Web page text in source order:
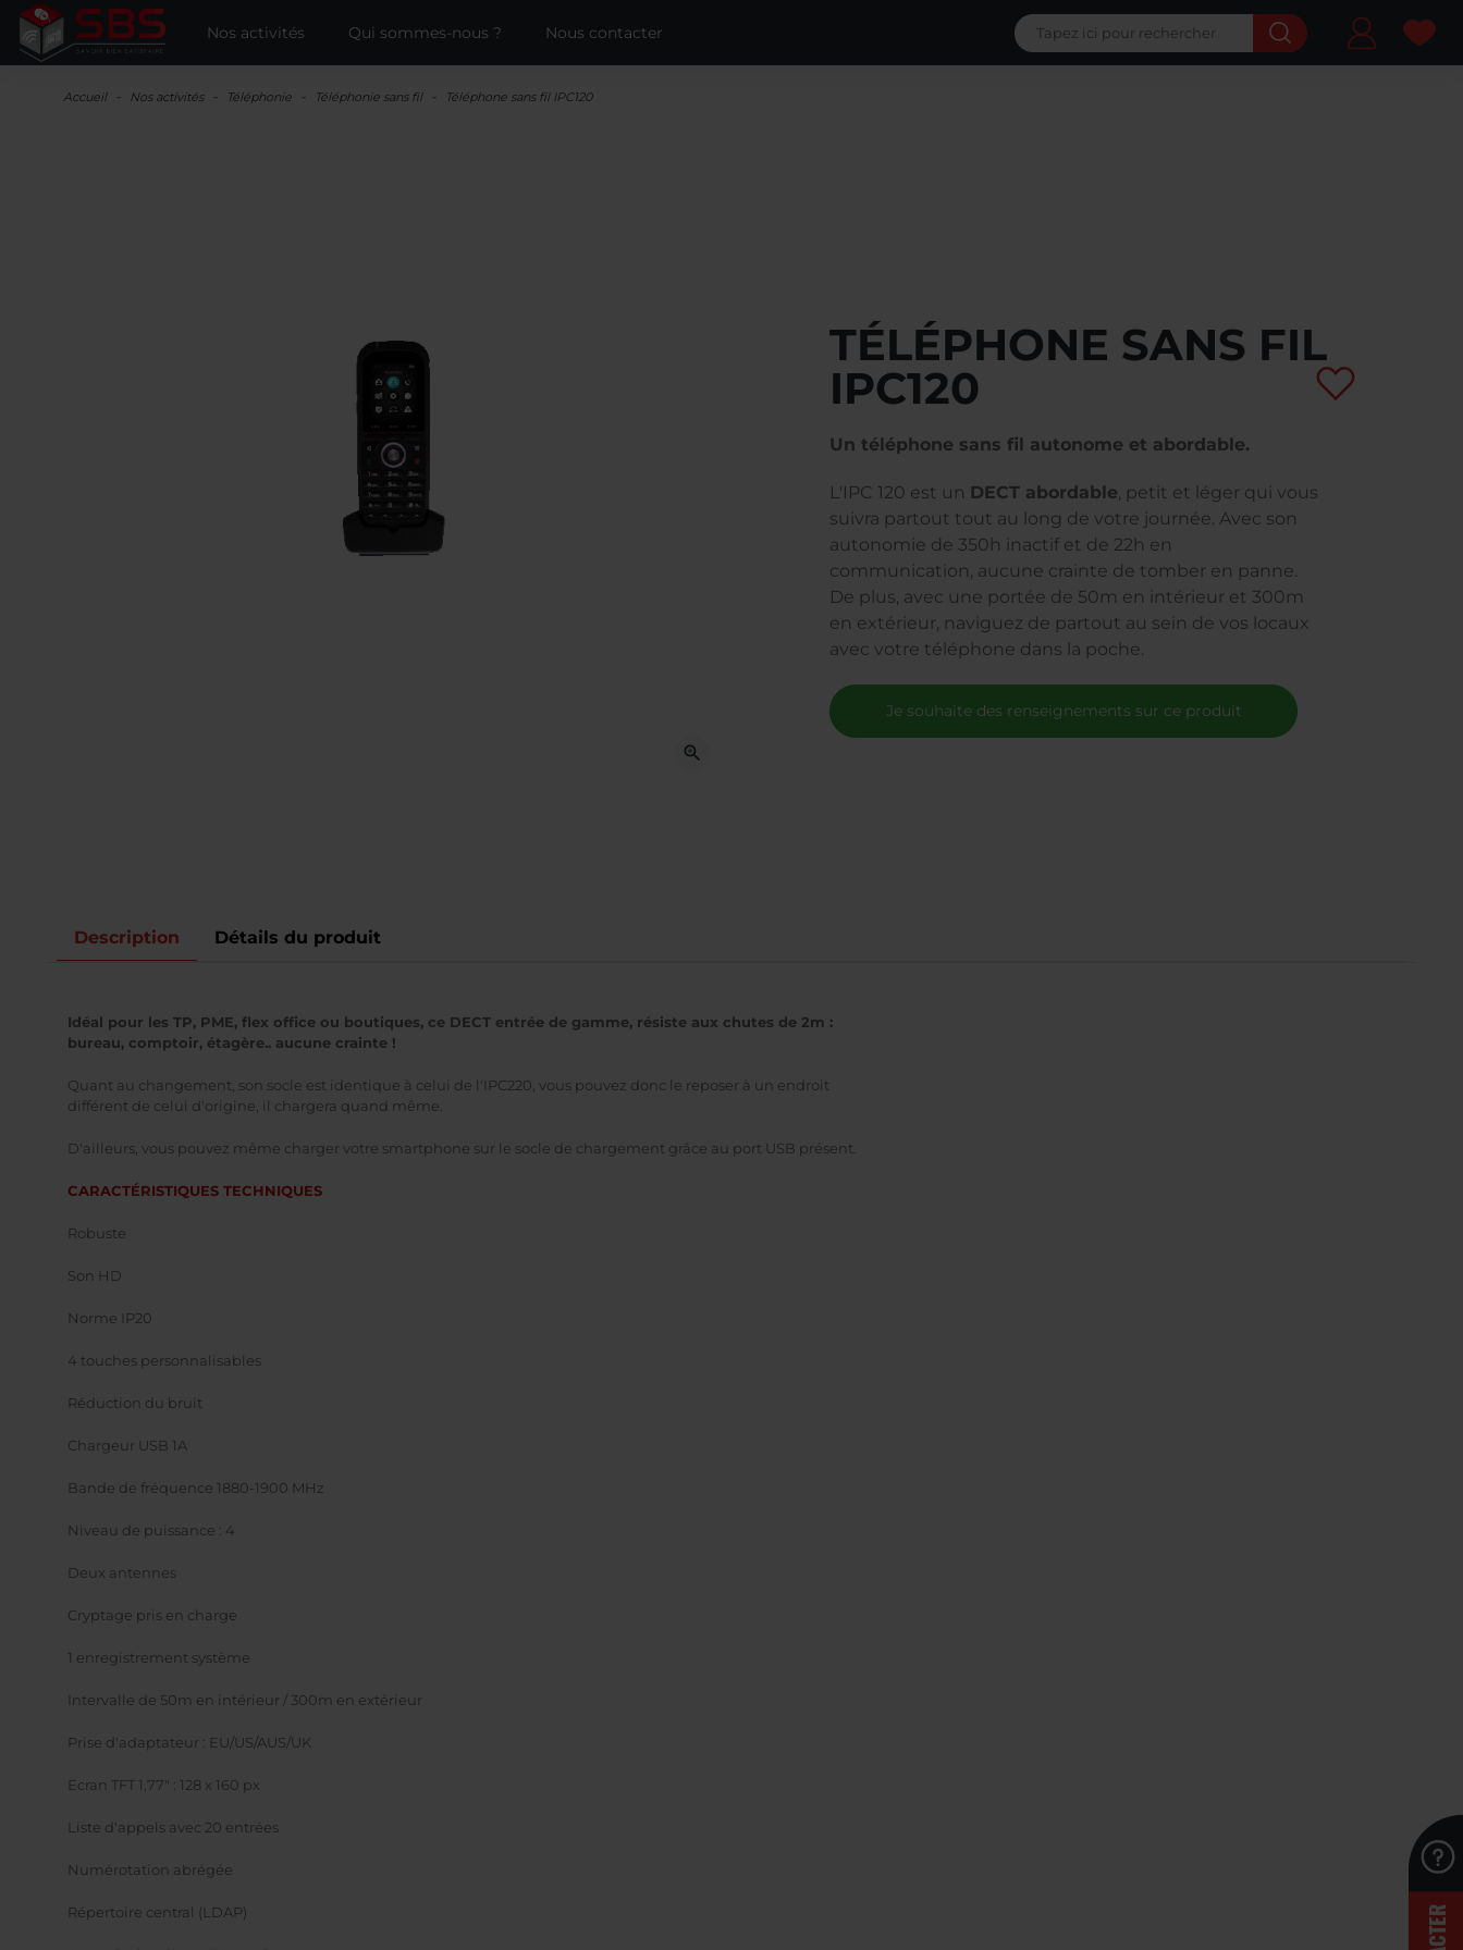
Nos activités Qui sommes-nous ? Nous contacter Ma
Accueil Nos activités Téléphonie Téléphonie sans fil Téléphone sans fil IPC120
zoom_in
TÉLÉPHONE SANS FIL
IPC120
Un téléphone sans fil autonome et abordable.
L'IPC 120 est un DECT abordable, petit et léger qui vous
suivra partout tout au long de votre journée. Avec son
autonomie de 350h inactif et de 22h en
communication, aucune crainte de tomber en panne.
De plus, avec une portée de 50m en intérieur et 300m
en extérieur, naviguez de partout au sein de vos locaux
avec votre téléphone dans la poche.
Je souhaite des renseignements sur ce produit
Description Détails du produit
Idéal pour les TP, PME, flex office ou boutiques, ce DECT entrée de gamme, résiste aux chutes de 2m :
bureau, comptoir, étagère.. aucune crainte !
Quant au changement, son socle est identique à celui de l'IPC220, vous pouvez donc le reposer à un endroit
différent de celui d'origine, il chargera quand même.
D'ailleurs, vous pouvez même charger votre smartphone sur le socle de chargement grâce au port USB présent.
CARACTÉRISTIQUES TECHNIQUES
Robuste
Son HD
Norme IP20
4 touches personnalisables
Réduction du bruit
Chargeur USB 1A
Bande de fréquence 1880-1900 MHz
Niveau de puissance : 4
Deux antennes
Cryptage pris en charge
1 enregistrement système
Intervalle de 50m en intérieur / 300m en extérieur
Prise d'adaptateur : EU/US/AUS/UK
Ecran TFT 1,77" : 128 x 160 px
Liste d'appels avec 20 entrées
Numérotation abrégée
Répertoire central (LDAP)